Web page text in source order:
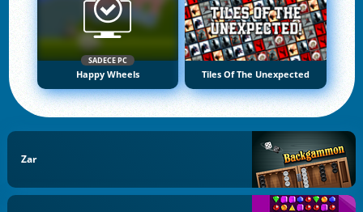
SADECE PC
Happy Wheels Tiles Of The Unexpected
Zar